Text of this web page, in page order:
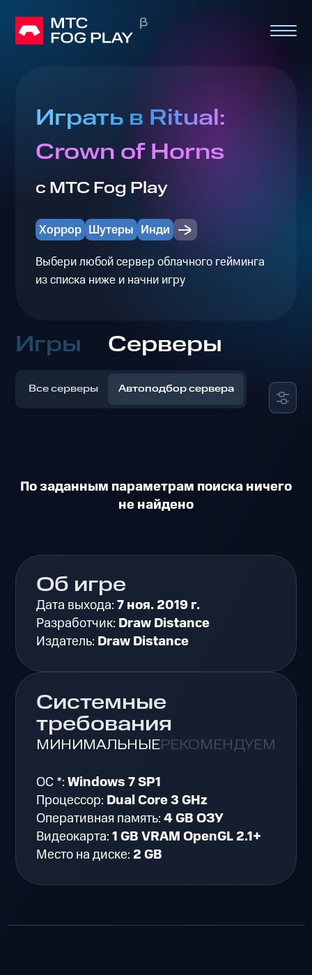
Играть в Ritual:
Crown of Horns
с МТС Fog Play
Хоррор Шутеры Инди
Выбери любой сервер облачного гейминга
из списка ниже и начни игру
Игры Серверы
Все серверы Автоподбор сервера
По заданным параметрам поиска ничего
не найдено
Об игре
Дата выхода:7 ноя. 2019 г.
Разработчик: Draw Distance
Издатель: Draw Distance
Системные
требования
МИНИМАЛЬНЫЕРЕКОМЕНДУЕМЫЕ
ОС *:Windows 7 SP1
Процессор: Dual Core 3 GHz
Оперативная память:4 GB ОЗУ
Видеокарта:​1 GB VRAM OpenGL 2.1+
Место на диске: 2 GB